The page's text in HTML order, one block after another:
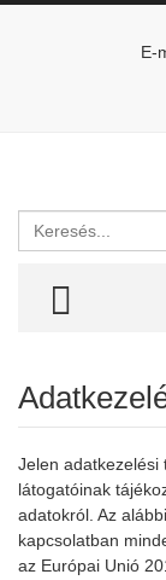
E-
Keresés
Jelen adatkezelési
látogatóinak
adatokról. Az
kapcsolatban
az Európai Unió